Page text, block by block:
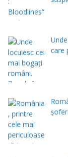
care